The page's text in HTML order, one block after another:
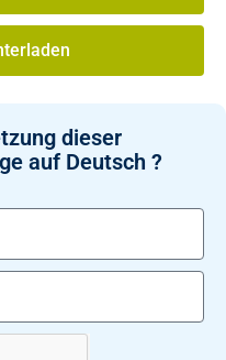
dieser
auf Deutsch ?